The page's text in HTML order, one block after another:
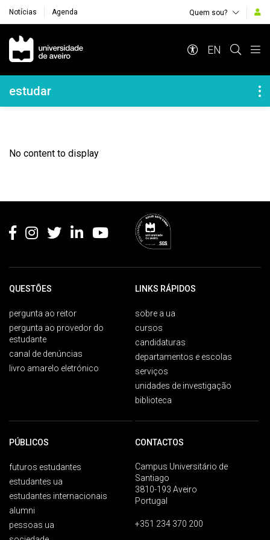
Notícias Agenda Quem sou?
Navegação Principal
EN
Navegação Lateral
estudar
No content to display
QUESTÕES
pergunta ao reitor
pergunta ao provedor do
estudante
canal de denúncias
livro amarelo eletrónico
LINKS RÁPIDOS
sobre a ua
cursos
candidaturas
departamentos e escolas
serviços
unidades de investigação
biblioteca
PÚBLICOS
futuros estudantes
estudantes ua
estudantes internacionais
alumni
pessoas ua
CONTACTOS
Campus Universitário de
Santiago
3810-193 Aveiro
Portugal
+351 234 370 200